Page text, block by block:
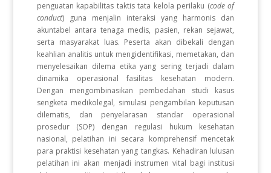
penguatan kapabilitas taktis tata kelola perilaku (code of
conduct) guna menjalin interaksi yang harmonis dan
akuntabel antara tenaga medis, pasien, rekan sejawat,
serta masyarakat luas. Peserta akan dibekali dengan
keahlian analitis untuk mengidentifikasi, memetakan, dan
menyelesaikan dilema etika yang sering terjadi dalam
dinamika operasional fasilitas kesehatan modern.
Dengan mengombinasikan pembedahan studi kasus
sengketa medikolegal, simulasi pengambilan keputusan
dilematis, dan penyelarasan standar operasional
prosedur (SOP) dengan regulasi hukum kesehatan
nasional, pelatihan ini secara komprehensif mencetak
para praktisi kesehatan yang tangkas. Kehadiran lulusan
pelatihan ini akan menjadi instrumen vital bagi institusi